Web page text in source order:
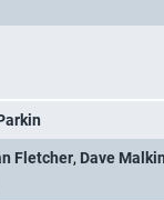
Fletcher, Dave Malkin